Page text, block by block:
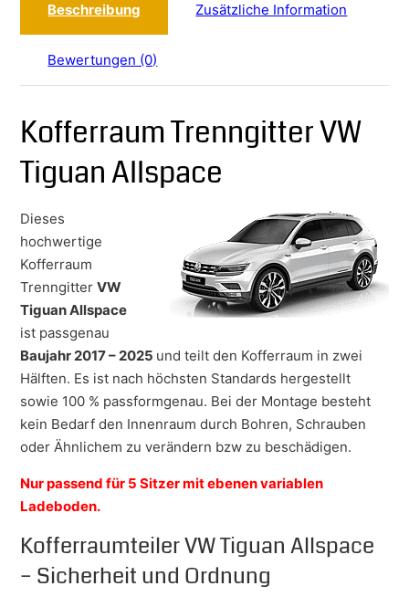
Beschreibung Zusätzliche Information
Bewertungen (0)
Kofferraum Trenngitter VW
Tiguan Allspace
Dieses
hochwertige
Kofferraum
TrenngitterVW
Tiguan Allspace
ist passgenau
Baujahr 2017 – 2025 und teilt den Kofferraum in zwei
Hälften. Es ist nach höchsten Standards hergestellt
sowie 100 % passformgenau. Bei der Montage besteht
kein Bedarf den Innenraum durch Bohren, Schrauben
oder Ähnlichem zu verändern bzw zu beschädigen.
Nur passend für 5 Sitzer mit ebenen variablen
Ladeboden.
Kofferraumteiler VW Tiguan Allspace
– Sicherheit und Ordnung